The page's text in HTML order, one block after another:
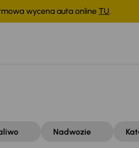
wycena auta online TU.
Nadwozie